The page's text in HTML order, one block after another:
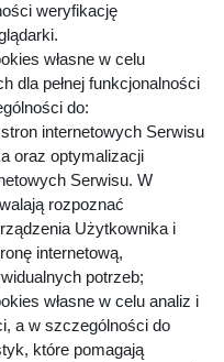
weryfikację
własne w celu
dla pełnej funkcjonalności
do:
internetowych Serwisu
oraz optymalizacji
Serwisu. W
rozpoznać
Użytkownika i
internetową,
potrzeb;
własne w celu analiz i
a w szczególności do
które pomagają